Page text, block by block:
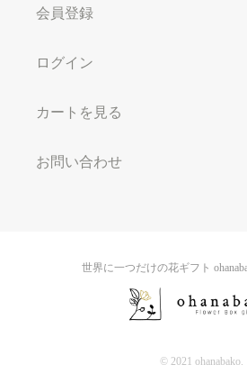
会員登録
ログイン
カートを見る
お問い合わせ
世界に一つだけの花ギフト
© 2021 ohanabako.